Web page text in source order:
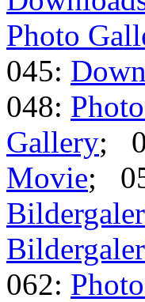
Photo
045:
048:
Gallery;
Movie;
062: